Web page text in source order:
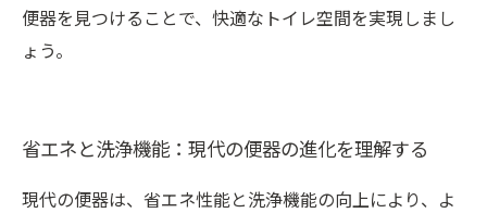
便器を見つけることで、快適なトイレ空間を実現しまし
ょう。
省エネと洗浄機能：現代の便器の進化を理解する
現代の便器は、省エネ性能と洗浄機能の向上により、よ